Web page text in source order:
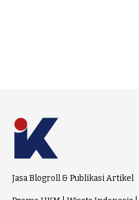
Jasa Blogroll & Publikasi Artikel